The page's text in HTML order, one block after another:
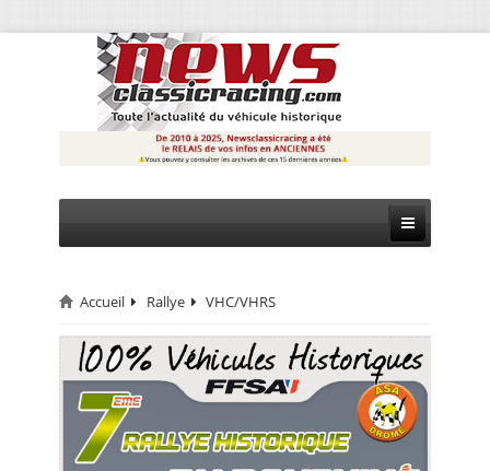
CIRCUIT
RALLYE
MONTAGNE
EVÈNEMENTS
Accueil Rallye VHC/VHRS